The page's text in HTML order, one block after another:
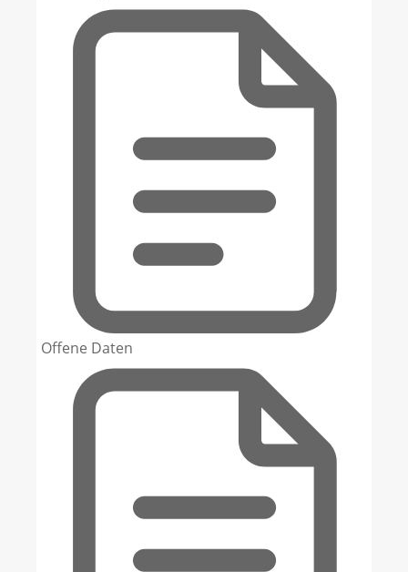
Offene Daten